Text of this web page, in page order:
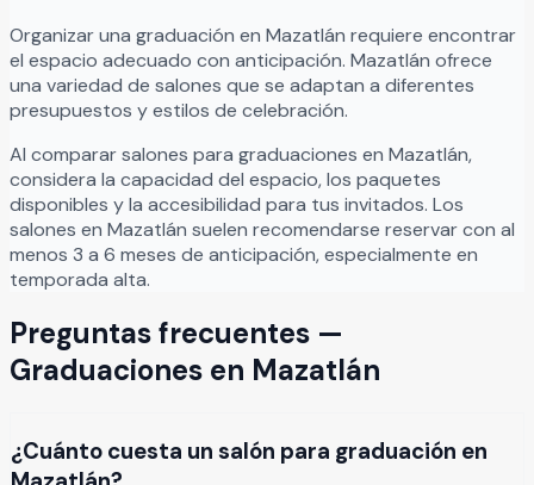
Organizaruna graduación en Mazatlán requiere encontrar
el espacio adecuado con anticipación. Mazatlán ofrece
una variedad de salones que se adaptan a diferentes
presupuestos y estilos de celebración.
Al comparar salones para graduaciones en Mazatlán,
considera la capacidad del espacio, los paquetes
disponibles y la accesibilidad para tus invitados. Los
salones en Mazatlán suelen recomendarse reservar con al
menos 3 a 6 meses de anticipación, especialmente en
temporada alta.
Preguntas frecuentes —
Graduaciones en Mazatlán
¿Cuánto cuesta un salón para graduación en